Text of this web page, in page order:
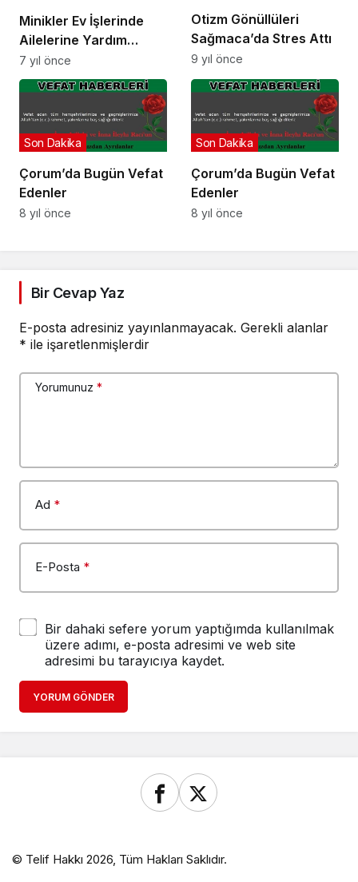
Minikler Ev İşlerinde
Ailelerine Yardım
Ediyor
7 yıl önce
Otizm Gönüllüleri
Sağmaca’da Stres Attı
9 yıl önce
Çorum’da Bugün Vefat
Edenler
Son Dakika
8 yıl önce
Çorum’da Bugün Vefat
Edenler
Son Dakika
8 yıl önce
Bir Cevap Yaz
E-posta adresiniz yayınlanmayacak. Gerekli alanlar
* ile işaretlenmişlerdir
Yorumunuz *
Ad *
E-Posta *
Bir dahaki sefere yorum yaptığımda kullanılmak
üzere adımı, e-posta adresimi ve web site
adresimi bu tarayıcıya kaydet.
YORUM GÖNDER
© Telif Hakkı 2026, Tüm Hakları Saklıdır.